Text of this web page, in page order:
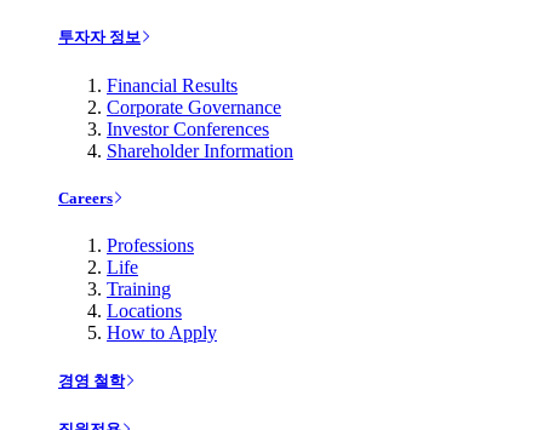
투자자 정보
Financial Results
Corporate Governance
Investor Conferences
Shareholder Information
Careers
Professions
Life
Training
Locations
How to Apply
경영 철학